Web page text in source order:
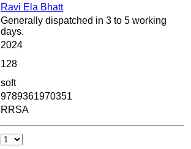
Ravi Ela Bhatt
Generally dispatched in 3 to 5 working
days.
2024
128
soft
9789361970351
RRSA